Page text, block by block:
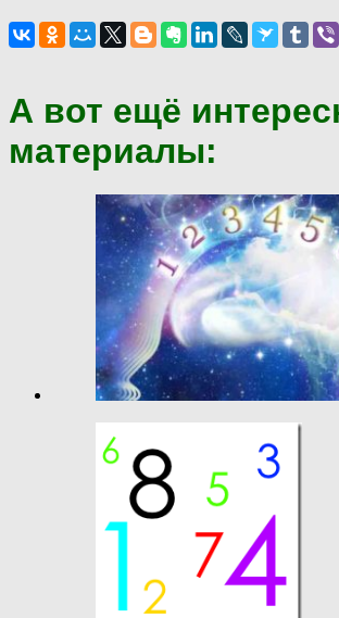
А вот ещё
материалы: